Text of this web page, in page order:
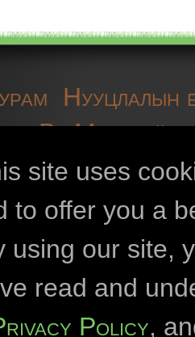
Нууцлалын
ийн
мэдээлэл
Эстерхази
Этвөш
Драва Үндэсний
site uses
to offer you a
using our site,
read and
Policy,